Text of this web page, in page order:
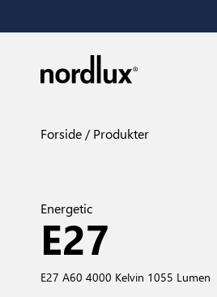
Forside Produkter
Energetic
E27
E27 A60 4000 Kelvin 1055 Lumen